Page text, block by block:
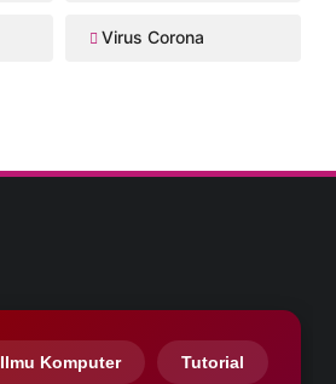
Virus Corona
Ilmu Komputer Tutorial